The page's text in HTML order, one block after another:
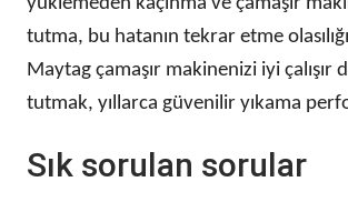
tutma, bu hatanın tekrar etme
Maytag çamaşır makinenizi iyi çalışır
tutmak, yıllarca güvenilir yıkama
Sık sorulan sorular